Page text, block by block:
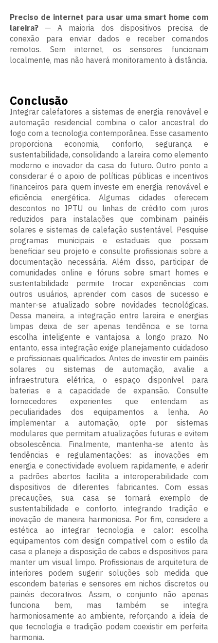
Preciso de internet para usar uma smart home com
lareira? — A maioria dos dispositivos precisa de
conexão para enviar dados e receber comandos
remotos. Sem internet, os sensores funcionam
localmente, mas não haverá monitoramento à distância.
Conclusão
Integrar calefatores a sistemas de energia renovável e
automação residencial combina o calor ancestral do
fogo com a tecnologia contemporânea. Esse casamento
proporciona economia, conforto, segurança e
sustentabilidade, consolidando a lareira como elemento
moderno e inovador da casa do futuro. Outro ponto a
considerar é o apoio de políticas públicas e incentivos
financeiros para quem investe em energia renovável e
eficiência energética. Algumas cidades oferecem
descontos no IPTU ou linhas de crédito com juros
reduzidos para instalações que combinam painéis
solares e sistemas de calefação sustentável. Pesquise
programas municipais e estaduais que possam
beneficiar seu projeto e consulte profissionais sobre a
documentação necessária. Além disso, participar de
comunidades online e fóruns sobre smart homes e
sustentabilidade permite trocar experiências com
outros usuários, aprender com casos de sucesso e
manter-se atualizado sobre novidades tecnológicas.
Dessa maneira, a integração entre lareira e energias
limpas deixa de ser apenas tendência e se torna
escolha inteligente e vantajosa a longo prazo. No
entanto, essa integração exige planejamento cuidadoso
e profissionais qualificados. Antes de investir em painéis
solares ou sistemas de automação, avalie a
infraestrutura elétrica, o espaço disponível para
baterias e a capacidade de expansão. Consulte
fornecedores experientes que entendam as
peculiaridades dos equipamentos a lenha. Ao
implementar a automação, opte por sistemas
modulares que permitam atualizações futuras e evitem
obsolescência. Finalmente, mantenha-se atento às
tendências e regulamentações: as inovações em
energia e conectividade evoluem rapidamente, e aderir
a padrões abertos facilita a interoperabilidade com
dispositivos de diferentes fabricantes. Com essas
precauções, sua casa se tornará exemplo de
sustentabilidade e conforto, integrando tradição e
inovação de maneira harmoniosa. Por fim, considere a
estética ao integrar tecnologia e calor: escolha
equipamentos com design compatível com o estilo da
casa e planeje a disposição de cabos e dispositivos para
manter um visual limpo. Profissionais de arquitetura de
interiores podem sugerir soluções sob medida que
escondem baterias e sensores em nichos discretos ou
painéis decorativos. Assim, o conjunto não apenas
funciona bem, mas também se integra
harmoniosamente ao ambiente, reforçando a ideia de
que tecnologia e tradição podem coexistir em perfeita
harmonia.